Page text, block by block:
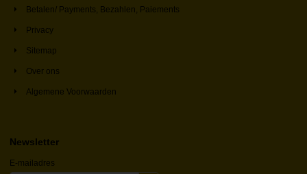
Betalen/ Payments, Bezahlen, Paiements
Privacy
Sitemap
Over ons
Algemene Voorwaarden
Newsletter
E-mailadres